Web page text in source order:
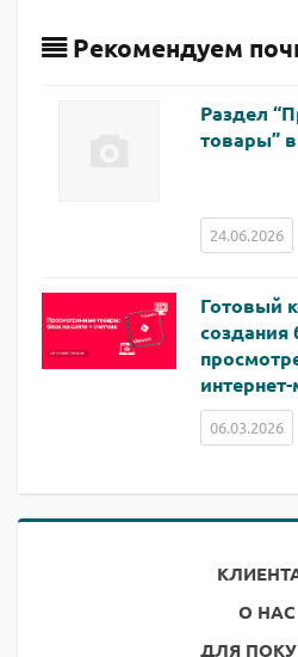
Рекомендуем
Раздел
товары”
24.06.2026
Готовый
создания
06.03.2026
О НАС
ДЛЯ